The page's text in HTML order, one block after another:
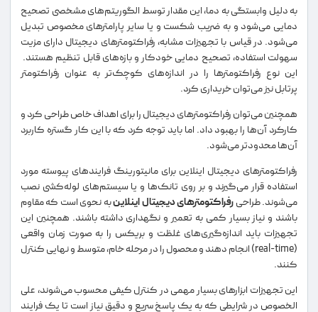
به دلیل وابستگی به دما، این مقدار توسط الگوریتم‌های مشخصی تصحیح
دمایی می‌شود و به ضریب شکست و یا سایر پارامترهای مخصوص تبدیل
می‌شود. در قیاس با تجهیزات مشابه، رفراکتومترهای دیجیتال دارای مزیت
سهولت استفاده، تصحیح دمایی خودکار و بازه‌های قابل تنظیم هستند.
این نوع رفراکتومترها را در اندازه‌های کوچک‌تر به عنوان رفراکتومتر
پرتابل نیز می‌توان خریداری کرد.
همچنین می‌توان رفراکتومترهای دیجیتال را برای اهداف خاص طراحی کرد و
کارکرد آن‌ها را بهبود داد. اما باید توجه کرد که با این کار گستره کاربرد
آن‌ها محدودتر می‌شود.
رفراکتومترهای دیجیتال اینلاین برای مانیتورینگ فرایندهای پیوسته مورد
استفاده قرار می‌گیرند و بر روی تانک‌ها و یا سیستم‌های لوله‌کشی نصب
می‌شوند. طراحیرفراکتومترهای دیجیتال اینلاینبه نحوی است که مقاوم
باشند و نیاز بسیار کمی به تعمیر و نگهداری داشته باشند. همچنین این
تجهیزات باید اندازه‌گیری‌های غلظت و بریکس را به صورت زمان واقعی
(real-time) انجام دهند و محصول را در مرحله خام، متوسط و نهایی کنترل
کنند.
این تجهیزات ابزارهای بسیار مهمی در کنترل کیفی محسوب می‌شوند، علی
الخصوص در شرایطی که به یک پاسخ سریع و دقیق نیاز است تا یک فرایند